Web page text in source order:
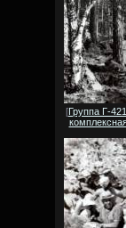
[Группа Г-